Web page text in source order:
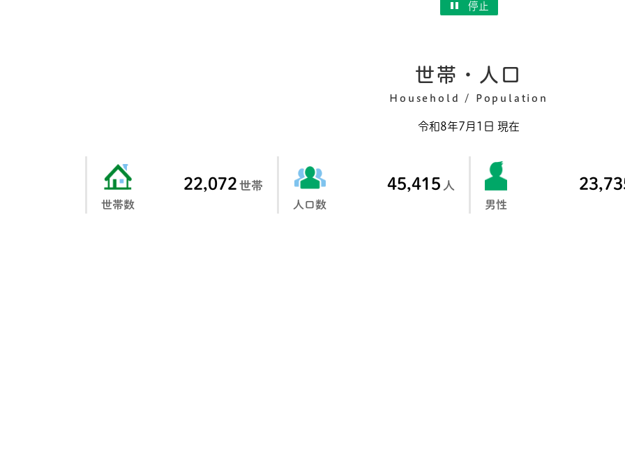
停止
世帯・人口
Household / Population
令和8年7月1日 現在
世帯数
22,072 世帯
人口数
45,415 人
男性